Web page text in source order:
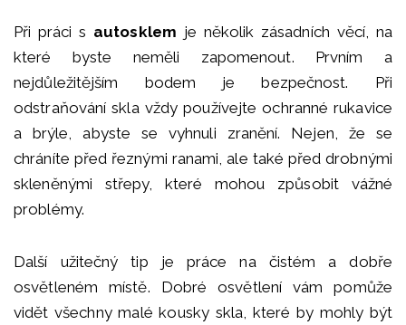
Při práci s autosklem je několik zásadních věcí, na
které byste neměli zapomenout. Prvním a
nejdůležitějším bodem je bezpečnost. Při
odstraňování skla vždy používejte ochranné rukavice
a brýle, abyste se vyhnuli zranění. Nejen, že se
chráníte před řeznými ranami, ale také před drobnými
skleněnými střepy, které mohou způsobit vážné
problémy.
Další užitečný tip je práce na čistém a dobře
osvětleném místě. Dobré osvětlení vám pomůže
vidět všechny malé kousky skla, které by mohly být